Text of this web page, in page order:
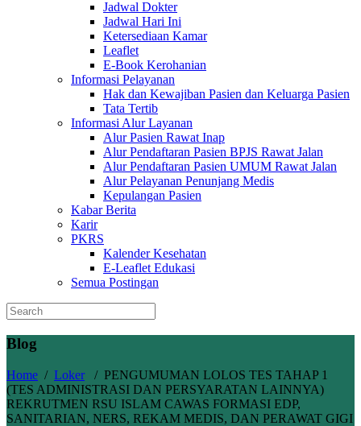
Jadwal Dokter
Jadwal Hari Ini
Ketersediaan Kamar
Leaflet
E-Book Kerohanian
Informasi Pelayanan
Hak dan Kewajiban Pasien dan Keluarga Pasien
Tata Tertib
Informasi Alur Layanan
Alur Pasien Rawat Inap
Alur Pendaftaran Pasien BPJS Rawat Jalan
Alur Pendaftaran Pasien UMUM Rawat Jalan
Alur Pelayanan Penunjang Medis
Kepulangan Pasien
Kabar Berita
Karir
PKRS
Kalender Kesehatan
E-Leaflet Edukasi
Semua Postingan
Blog
Home / Loker / PENGUMUMAN LOLOS TES TAHAP 1
(TES ADMINISTRASI DAN PERSYARATAN LAINNYA)
REKRUTMEN RSU ISLAM CAWAS FORMASI EDP,
SANITARIAN, NERS, REKAM MEDIS, DAN PERAWAT GIGI